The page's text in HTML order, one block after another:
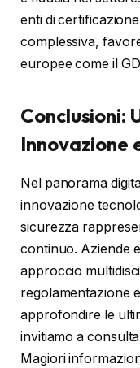
enti di
complessiva,
europee come il
Conclusioni:
Innovazione
Nel panorama
innovazione
sicurezza
continuo. Aziende
approccio
regolamentazione
approfondire le
invitiamo a
Magiori